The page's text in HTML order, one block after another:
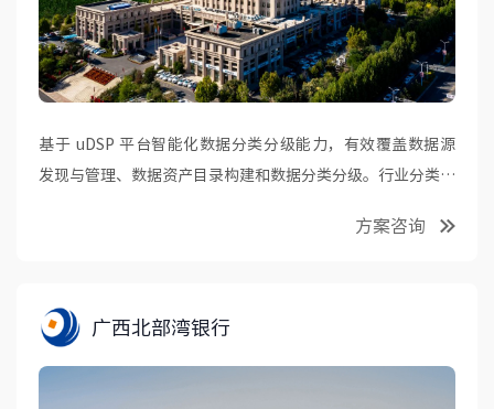
基于 uDSP 平台智能化数据分类分级能力，有效覆盖数据源
发现与管理、数据资产目录构建和数据分类分级。行业分类分
方案咨询
广西北部湾银行